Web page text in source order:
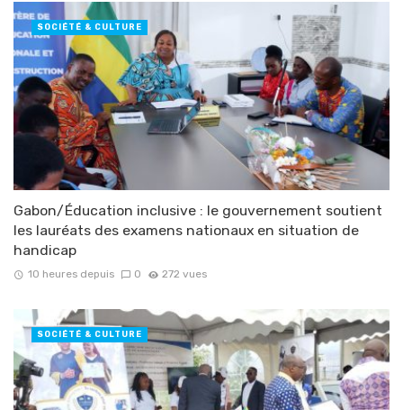
Gabon/Éducation inclusive : le gouvernement soutient
les lauréats des examens nationaux en situation de
handicap
10 heures depuis 0 272 vues
SOCIÉTÉ & CULTURE
SOCIÉTÉ & CULTURE